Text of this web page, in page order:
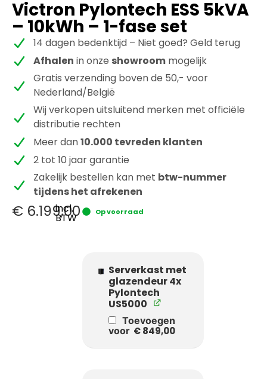
Victron Pylontech ESS 5kVA
– 10kWh – 1-fase set
14 dagen bedenktijd – Niet goed? Geld terug
Afhalen in onze showroom mogelijk
Gratis verzending boven de 50,- voor
Nederland/België
Wij verkopen uitsluitend merken met officiële
distributie rechten
Meer dan10.000 tevreden klanten
2 tot 10 jaar garantie
Zakelijk bestellen kan met btw-nummer
tijdens het afrekenen
€ 6.199,00
incl.
BTW Op voorraad
Serverkast met
glazendeur 4x
Pylontech
US5000
Toevoegen
voor €849,00